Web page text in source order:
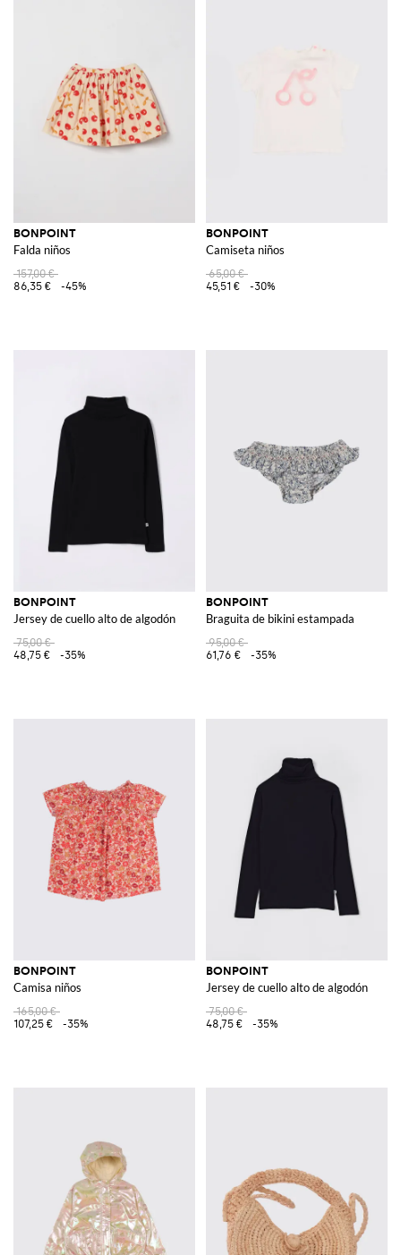
BONPOINT
Falda niños
157,00 €
86,35 €
-45%
BONPOINT
Camiseta niños
65,00 €
45,51 €
-30%
BONPOINT
Jersey de cuello alto de algodón
75,00 €
48,75 €
-35%
BONPOINT
Braguita de bikini estampada
95,00 €
61,76 €
-35%
BONPOINT
Camisa niños
165,00 €
107,25 €
-35%
BONPOINT
Jersey de cuello alto de algodón
75,00 €
48,75 €
-35%